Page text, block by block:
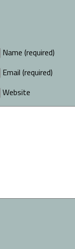
Name (required)
Email (required)
Website